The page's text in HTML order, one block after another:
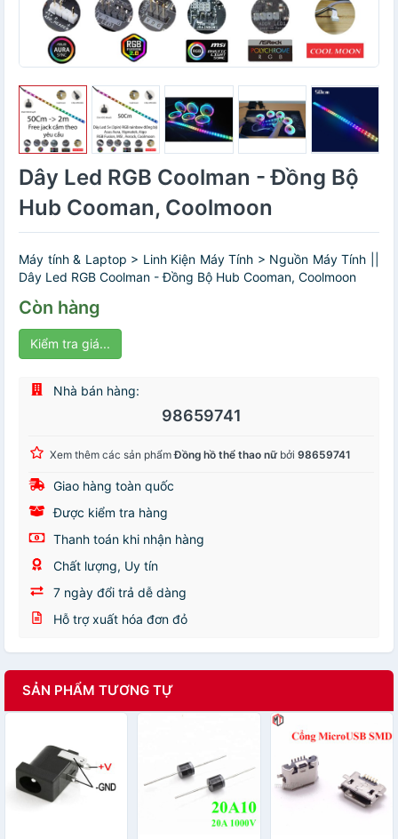
Dây Led RGB Coolman - Đồng Bộ
Hub Cooman, Coolmoon
Máy tính & Laptop > Linh Kiện Máy Tính > Nguồn Máy Tính ||
Dây Led RGB Coolman - Đồng Bộ Hub Cooman, Coolmoon
Còn hàng
Kiểm tra giá...
Nhà bán hàng:
98659741
Xem thêm các sản phẩmĐồng hồ thể thao nữbởi 98659741
Giao hàng toàn quốc
Được kiểm tra hàng
Thanh toán khi nhận hàng
Chất lượng, Uy tín
7 ngày đổi trả dễ dàng
Hỗ trợ xuất hóa đơn đỏ
SẢN PHẨM TƯƠNG TỰ